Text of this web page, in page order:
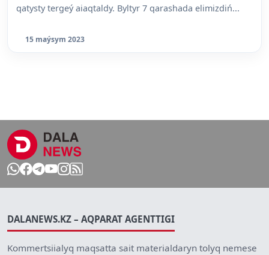
qatysty tergeý aiaqtaldy. Byltyr 7 qarashada elimizdiń...
15 maýsym 2023
DALANEWS.KZ – AQPARAT AGENTTIGI
Kommertsiialyq maqsatta sait materialdaryn tolyq nemese